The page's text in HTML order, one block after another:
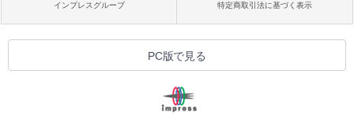
インプレスグループ 特定商取引法に基づく表示
PC版で見る